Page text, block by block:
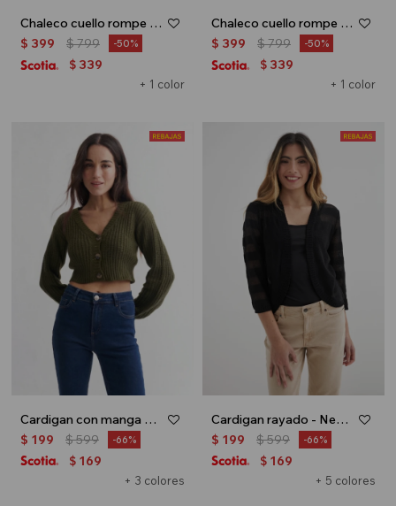
Chaleco cuello rompe viento - Negro
+ 1 color
$ 399 $799 50
$ 339
Chaleco cuello rompe viento - Tostado
+ 1 color
$ 399 $799 50
$ 339
Cardigan con manga balloon - Verde oliva
+ 3 colores
$ 199 $599 66
$ 169
Cardigan rayado - Negro
+ 5 colores
$ 199 $599 66
$ 169